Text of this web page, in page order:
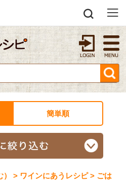
簡単順
） > ワインにあうレシピ > ごは